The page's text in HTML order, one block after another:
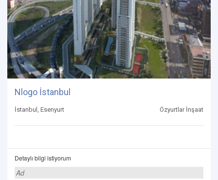
Nlogo İstanbul
İstanbul, Esenyurt Özyurtlar İnşaat
Detaylı bilgi istiyorum